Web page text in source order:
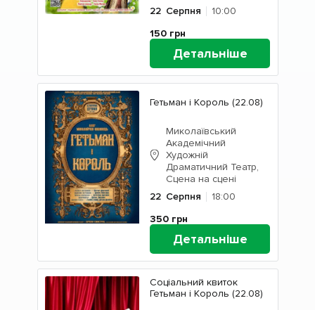
22 Серпня
10:00
150 грн
Детальніше
Гетьман і Король (22.08)
Миколаївський
Академічний
Художній
Драматичний Театр,
Сцена на сцені
22 Серпня
18:00
350 грн
Детальніше
Соціальний квиток
Гетьман і Король (22.08)